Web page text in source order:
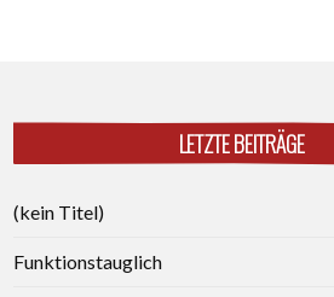
LETZTE BEITRÄGE
(kein Titel)
Funktionstauglich